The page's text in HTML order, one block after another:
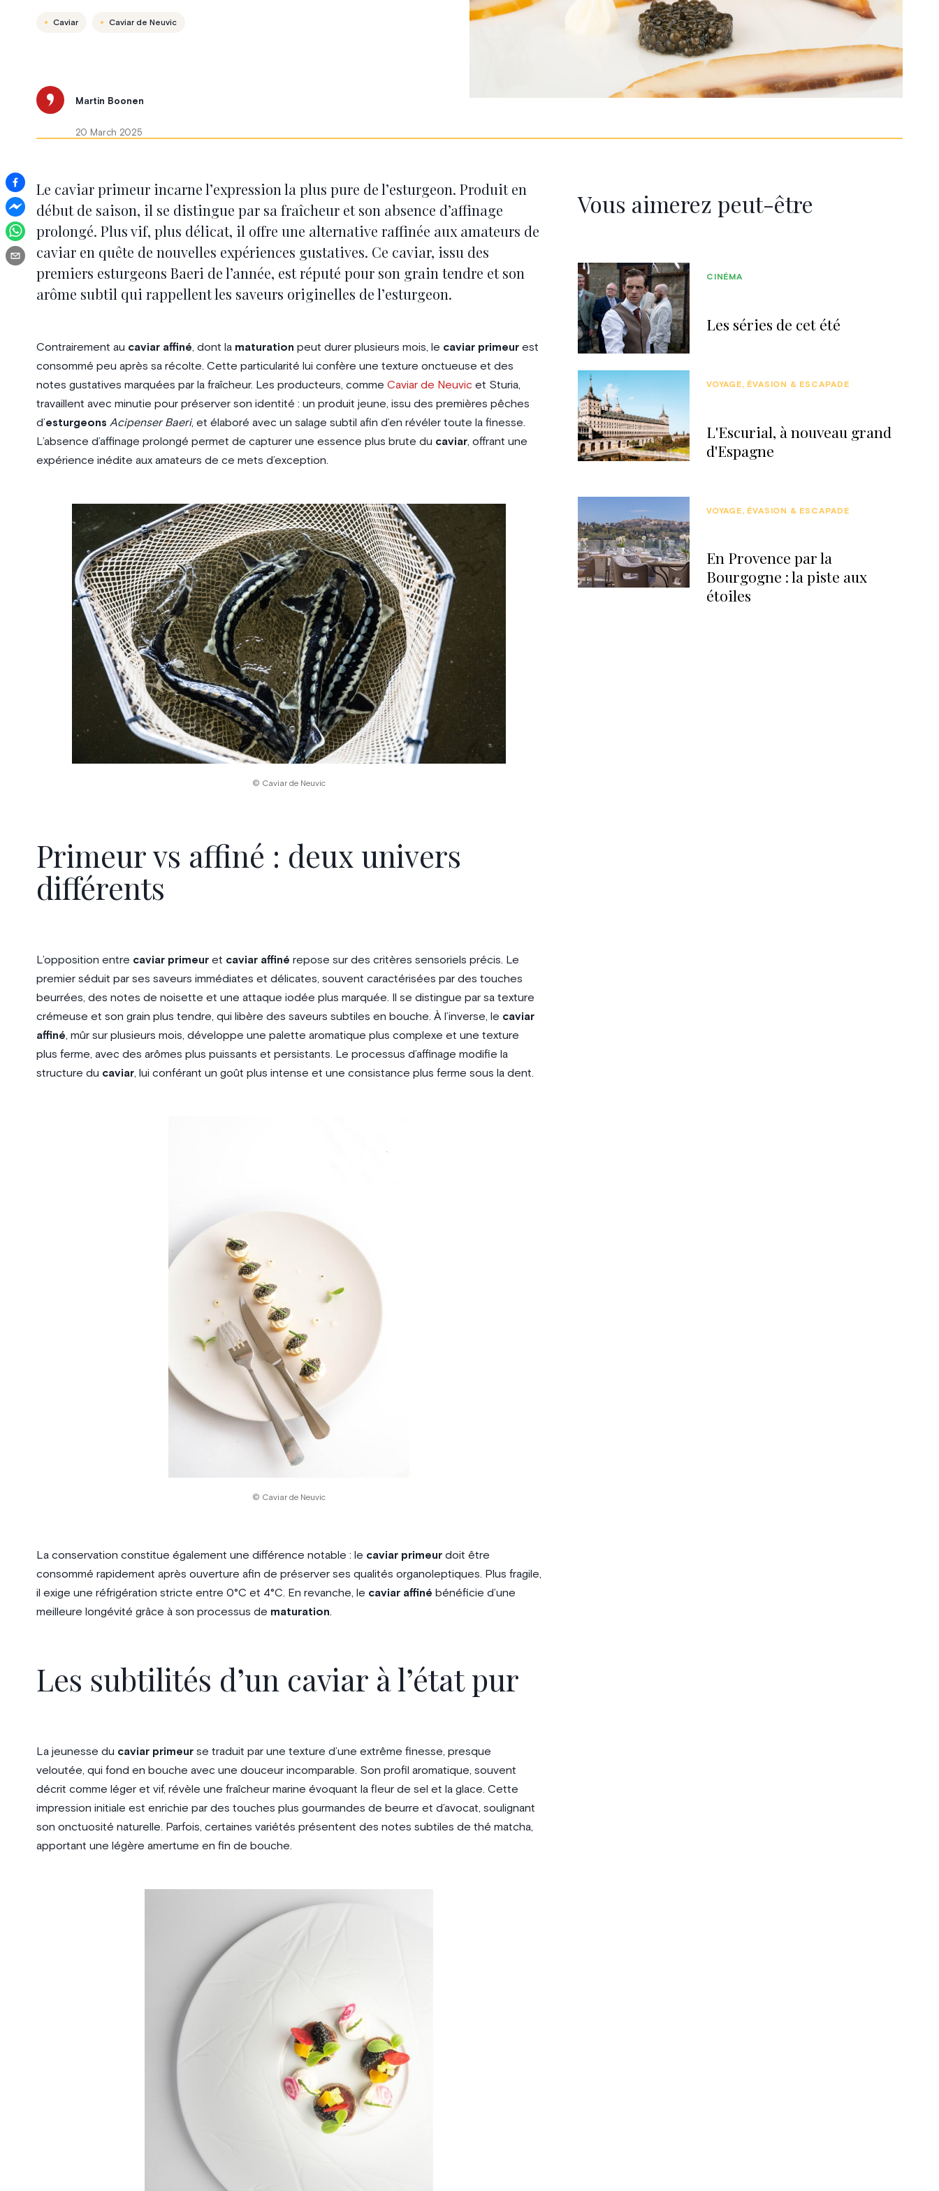
Caviar Caviar de Neuvic
Martin Boonen
20 March 2025
Le caviar primeur incarne l’expression la plus pure de l’esturgeon. Produit en
début de saison, il se distingue par sa fraîcheur et son absence d’affinage
prolongé. Plus vif, plus délicat, il offre une alternative raffinée aux amateurs de
caviar en quête de nouvelles expériences gustatives. Ce caviar, issu des
premiers esturgeons Baeri de l’année, est réputé pour son grain tendre et son
arôme subtil qui rappellent les saveurs originelles de l’esturgeon.
Contrairement au caviar affiné, dont la maturation peut durer plusieurs mois, le caviar primeurest
consommé peu après sa récolte. Cette particularité lui confère une texture onctueuse et des
notes gustatives marquées par la fraîcheur. Les producteurs, comme Caviar de Neuvic et Sturia,
travaillent avec minutie pour préserver son identité : un produit jeune, issu des premières pêches
d’esturgeons Acipenser Baeri, et élaboré avec un salage subtil afin d’en révéler toute la finesse.
L’absence d’affinage prolongé permet de capturer une essence plus brute du caviar, offrant une
expérience inédite aux amateurs de ce mets d’exception.
© Caviar de Neuvic
Primeur vs affiné : deux univers
différents
L’opposition entre caviar primeuret caviar affiné repose sur des critères sensoriels précis. Le
premier séduit par ses saveurs immédiates et délicates, souvent caractérisées par des touches
beurrées, des notes de noisette et une attaque iodée plus marquée. Il se distingue par sa texture
crémeuse et son grain plus tendre, qui libère des saveurs subtiles en bouche. À l’inverse, le caviar
affiné, mûr sur plusieurs mois, développe une palette aromatique plus complexe et une texture
plus ferme, avec des arômes plus puissants et persistants. Le processus d’affinage modifie la
structure du caviar, lui conférant un goût plus intense et une consistance plus ferme sous la dent.
© Caviar de Neuvic
La conservation constitue également une différence notable : le caviar primeurdoit être
consommé rapidement après ouverture afin de préserver ses qualités organoleptiques. Plus fragile,
il exige une réfrigération stricte entre 0°C et 4°C. En revanche, le caviar affiné bénéficie d’une
meilleure longévité grâce à son processus de maturation.
Les subtilités d’un caviar à l’état pur
La jeunesse du caviar primeurse traduit par une texture d’une extrême finesse, presque
veloutée, qui fond en bouche avec une douceur incomparable. Son profil aromatique, souvent
décrit comme léger et vif, révèle une fraîcheur marine évoquant la fleur de sel et la glace. Cette
impression initiale est enrichie par des touches plus gourmandes de beurre et d’avocat, soulignant
son onctuosité naturelle. Parfois, certaines variétés présentent des notes subtiles de thé matcha,
apportant une légère amertume en fin de bouche.
Vous aimerez peut-être
Les séries de cet été
CINÉMA
L'Escurial, à nouveau grand
d'Espagne
VOYAGE, ÉVASION & ESCAPADE
En Provence par la
Bourgogne : la piste aux
étoiles
VOYAGE, ÉVASION & ESCAPADE